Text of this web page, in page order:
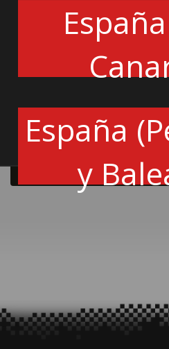
España
y
No se ventden por separado
Diseño compacto y resistente
No requiere cambiar la punta
Cantidad
Añadir